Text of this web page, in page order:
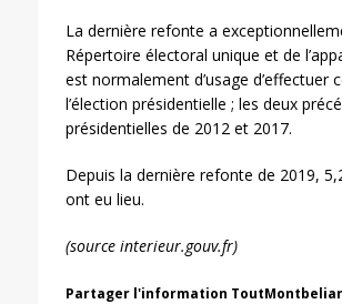
La dernière refonte a
Répertoire électoral unique et de
est normalement d’usage
l’élection présidentielle ; les deux
présidentielles de 2012 et 2017.
Depuis la dernière refonte de 2019,
ont eu lieu.
(source interieur.gouv.fr)
Partager l'information